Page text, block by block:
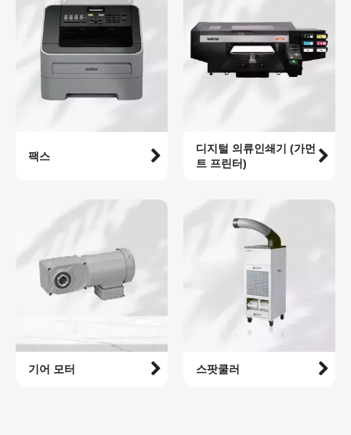
팩스
디지털 의류인쇄기 (가먼
트 프린터)
기어 모터 스팟쿨러